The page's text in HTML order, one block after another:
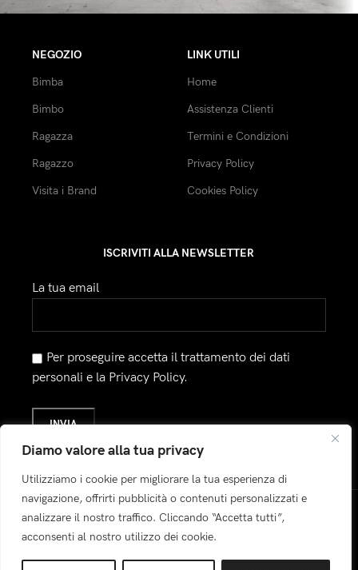
Diamo valore alla tua privacy
Utilizziamo i cookie per migliorare la tua esperienza di
navigazione, offrirti pubblicità o contenuti personalizzati e
analizzare il nostro traffico. Cliccando “Accetta tutti”,
acconsenti al nostro utilizzo dei cookie.
Rhoncus quisque sollicitudin
NEGOZIO
Bimba
Bimbo
Ragazza
Ragazzo
Visita i Brand
LINK UTILI
Home
Assistenza Clienti
Termini e Condizioni
Privacy Policy
Cookies Policy
ISCRIVITI ALLA NEWSLETTER
La tua email
Per proseguire accetta il trattamento dei dati
personali e la Privacy Policy.